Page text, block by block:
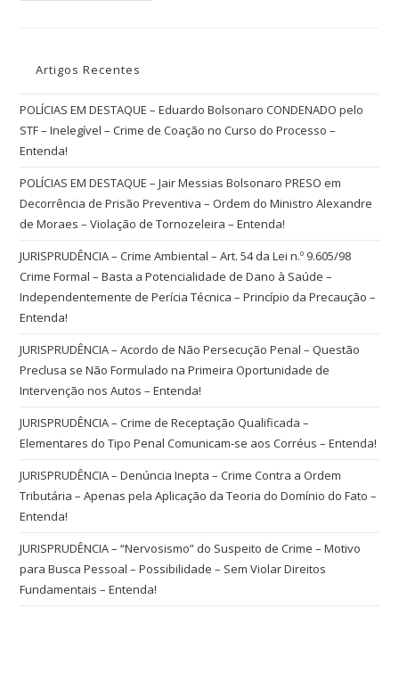
Artigos Recentes
POLÍCIAS EM DESTAQUE – Eduardo Bolsonaro CONDENADO pelo
STF – Inelegível – Crime de Coação no Curso do Processo –
Entenda!
POLÍCIAS EM DESTAQUE – Jair Messias Bolsonaro PRESO em
Decorrência de Prisão Preventiva – Ordem do Ministro Alexandre
de Moraes – Violação de Tornozeleira – Entenda!
JURISPRUDÊNCIA – Crime Ambiental – Art. 54 da Lei n.º 9.605/98
Crime Formal – Basta a Potencialidade de Dano à Saúde –
Independentemente de Perícia Técnica – Princípio da Precaução –
Entenda!
JURISPRUDÊNCIA – Acordo de Não Persecução Penal – Questão
Preclusa se Não Formulado na Primeira Oportunidade de
Intervenção nos Autos – Entenda!
JURISPRUDÊNCIA – Crime de Receptação Qualificada –
Elementares do Tipo Penal Comunicam-se aos Corréus – Entenda!
JURISPRUDÊNCIA – Denúncia Inepta – Crime Contra a Ordem
Tributária – Apenas pela Aplicação da Teoria do Domínio do Fato –
Entenda!
JURISPRUDÊNCIA – “Nervosismo” do Suspeito de Crime – Motivo
para Busca Pessoal – Possibilidade – Sem Violar Direitos
Fundamentais – Entenda!